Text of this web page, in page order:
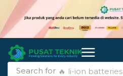
Search for 🔥 li-ion batteries